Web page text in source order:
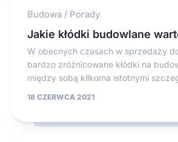
Budowa / Porady
Jakie kłódki budowlane
W obecnych czasach w sprzedaży
bardzo zróżnicowane kłódki na
między sobą kilkoma istotnymi
18 CZERWCA 2021